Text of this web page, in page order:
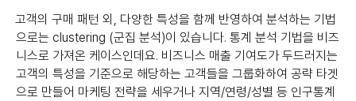
고객의 구매 패턴 외, 다양한 특성을 함께 반영하여 분석하는 기법
으로는 clustering (군집 분석)이 있습니다. 통계 분석 기법을 비즈
니스로 가져온 케이스인데요. 비즈니스 매출 기여도가 두드러지는
고객의 특성을 기준으로 해당하는 고객들을 그룹화하여 공략 타겟
으로 만들어 마케팅 전략을 세우거나 지역/연령/성별 등 인구통계